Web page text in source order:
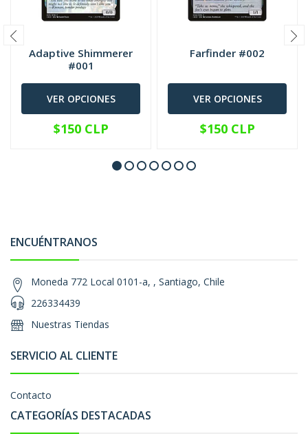
Adaptive Shimmerer
#001
VER OPCIONES
$150 CLP
Farfinder #002
VER OPCIONES
$150 CLP
ENCUÉNTRANOS
Moneda 772 Local 0101-a, , Santiago, Chile
226334439
Nuestras Tiendas
SERVICIO AL CLIENTE
Contacto
CATEGORÍAS DESTACADAS